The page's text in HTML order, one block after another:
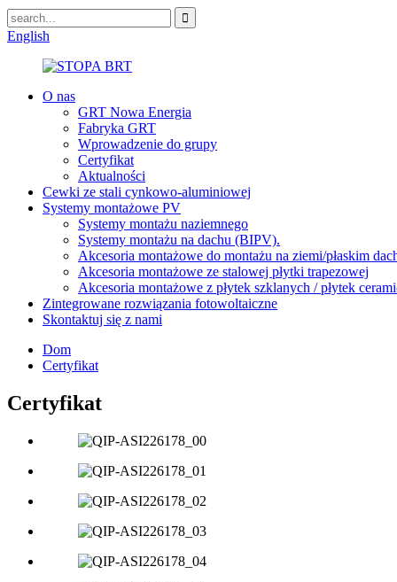
English
O nas
GRT Nowa Energia
Fabryka GRT
Wprowadzenie do grupy
Certyfikat
Aktualności
Cewki ze stali cynkowo-aluminiowej
Systemy montażowe PV
Systemy montażu naziemnego
Systemy montażu na dachu (BIPV).
Akcesoria montażowe do montażu na ziemi/płaskim
Akcesoria montażowe ze stalowej płytki trapezowej
Akcesoria montażowe z płytek szklanych / płytek
Zintegrowane rozwiązania fotowoltaiczne
Skontaktuj się z nami
Dom
Certyfikat
Certyfikat